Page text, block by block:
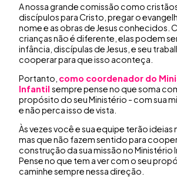
A nossa grande comissão como
discípulos para Cristo, pregar o
nome e as obras de Jesus conhecidos.
crianças não é diferente, elas podem
infância, discípulas de Jesus, e seu
cooperar para que isso aconteça.
Portanto, como coordenador do
Infantil sempre pense no que soma
propósito do seu Ministério - com sua
e não perca isso de vista.
Às vezes você e sua equipe terão ideias
mas que não fazem sentido para
construção da sua missão no Ministério
Pense no que tem a ver com o seu
caminhe sempre nessa direção.